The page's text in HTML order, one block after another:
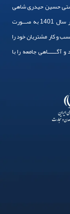
حسین حیدری شاهی
سرایی گرد هم آورده ایم. سال 1394 فعالیت خود را آغاز و در سال 1401 به صـــورت
است کسب و کار مشتریان خود را
جامعه را با